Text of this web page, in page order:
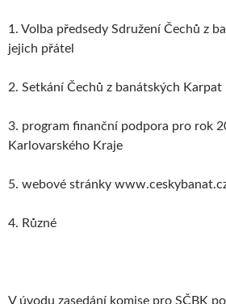
1. Volba předsedy Sdružení Čechů z
jejich přátel
2. Setkání Čechů z banátských Karpat
3. program finanční podpora pro rok
Karlovarského Kraje
5. webové stránky
4. Různé
V úvodu zasedání komise pro SČBK